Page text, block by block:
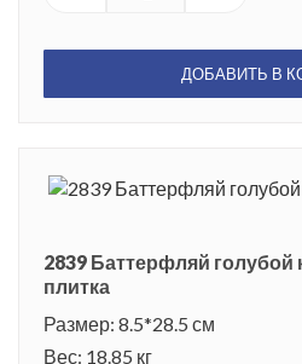
ДОБАВИТЬ В
2839 Баттерфляй голубой
плитка
Размер: 8.5*28.5 см
Вес: 18.85 кг